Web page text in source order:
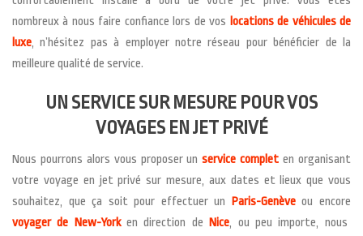
nombreux à nous faire confiance lors de vos locations de véhicules de
luxe, n’hésitez pas à employer notre réseau pour bénéficier de la
meilleure qualité de service.
UN SERVICE SUR MESURE POUR VOS
VOYAGES EN JET PRIVÉ
Nous pourrons alors vous proposer unservice complet en organisant
votre voyage en jet privé sur mesure, aux dates et lieux que vous
souhaitez, que ça soit pour effectuer un Paris-Genèveou encore
voyager de New-Yorken direction deNice, ou peu importe, nous